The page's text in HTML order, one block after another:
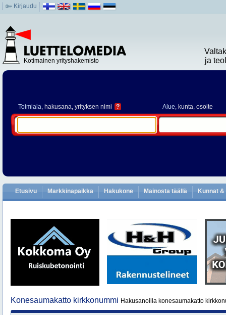
Kirjaudu
Kotimainen yrityshakemisto
ja
Toimiala, hakusana, yrityksen nimi ? Alue, kunta, osoite
Etusivu Markkinapaikka Hakukone Mainosta täällä Kunnat
Konesaumakatto kirkkonummi Hakusanoilla konesaumakatto